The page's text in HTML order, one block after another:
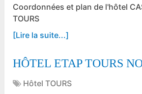
Coordonnées et plan de l'hôtel
TOURS
[Lire la suite...]
HÔTEL ETAP TOURS
Hôtel TOURS